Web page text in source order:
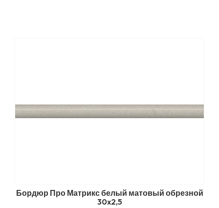
Бордюр Про Матрикс белый матовый обрезной
30x2,5